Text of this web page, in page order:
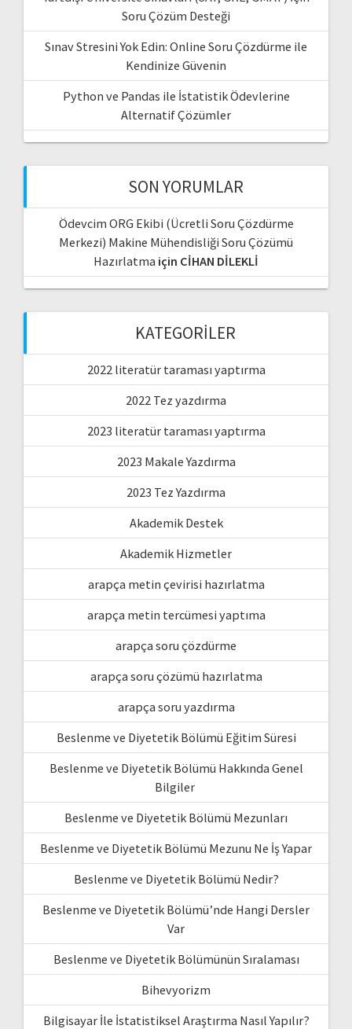
Soru Çözüm Desteği
Sınav Stresini Yok Edin: Online Soru Çözdürme ile
Kendinize Güvenin
Python ve Pandas ile İstatistik Ödevlerine
Alternatif Çözümler
SON YORUMLAR
Ödevcim ORG Ekibi (Ücretli Soru Çözdürme
Merkezi) Makine Mühendisliği Soru Çözümü
Hazırlatma için CİHAN DİLEKLİ
KATEGORILER
2022 literatür taraması yaptırma
2022 Tez yazdırma
2023 literatür taraması yaptırma
2023 Makale Yazdırma
2023 Tez Yazdırma
Akademik Destek
Akademik Hizmetler
arapça metin çevirisi hazırlatma
arapça metin tercümesi yaptıma
arapça soru çözdürme
arapça soru çözümü hazırlatma
arapça soru yazdırma
Beslenme ve Diyetetik Bölümü Eğitim Süresi
Beslenme ve Diyetetik Bölümü Hakkında Genel
Bilgiler
Beslenme ve Diyetetik Bölümü Mezunları
Beslenme ve Diyetetik Bölümü Mezunu Ne İş Yapar
Beslenme ve Diyetetik Bölümü Nedir?
Beslenme ve Diyetetik Bölümü’nde Hangi Dersler
Var
Beslenme ve Diyetetik Bölümünün Sıralaması
Bihevyorizm
Bilgisayar İle İstatistiksel Araştırma Nasıl Yapılır?